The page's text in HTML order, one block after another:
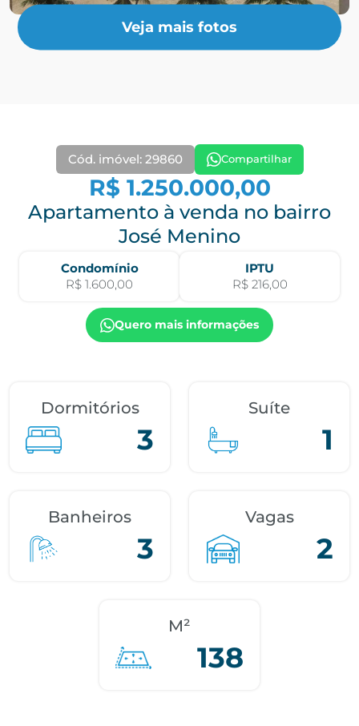
Veja mais fotos
Cód. imóvel: 29860 Compartilhar
R$ 1.250.000,00
Apartamento à venda no bairro
José Menino
Condomínio
R$ 1.600,00
IPTU
R$ 216,00
Quero mais informações
Dormitórios
3
Suíte
1
Banheiros
3
Vagas
2
M²
138